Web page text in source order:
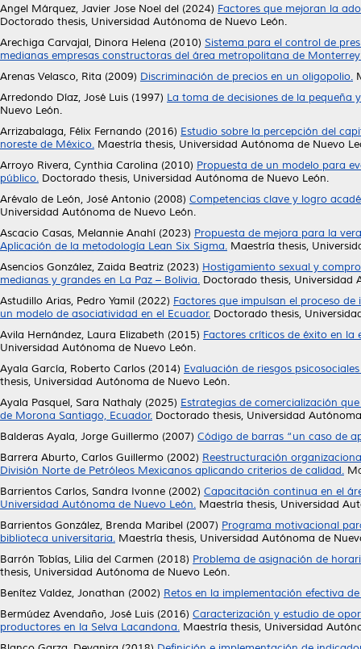
Angel Márquez, Javier Jose Noel del (2024) Factores que mejoran la
Doctorado thesis, Universidad Autónoma de Nuevo León.
Arechiga Carvajal, Dinora Helena (2010) Sistema para el control de
medianas empresas constructoras del área metropolitana de
Arenas Velasco, Rita (2009) Discriminación de precios en un oligopolio.
Arredondo Díaz, José Luis (1997) La toma de decisiones de la pequeña
Nuevo León.
Arrizabalaga, Félix Fernando (2016) Estudio sobre la percepción del
noreste de México. Maestría thesis, Universidad Autónoma de Nuevo
Arroyo Rivera, Cynthia Carolina (2010) Propuesta de un modelo para
público. Doctorado thesis, Universidad Autónoma de Nuevo León.
Arévalo de León, José Antonio (2008) Competencias clave y logro
Universidad Autónoma de Nuevo León.
Ascacio Casas, Melannie Anahí (2023) Propuesta de mejora para la
Aplicación de la metodología Lean Six Sigma. Maestría thesis,
Asencios González, Zaida Beatriz (2023) Hostigamiento sexual y
medianas y grandes en La Paz – Bolivia. Doctorado thesis, Universidad
Astudillo Arias, Pedro Yamil (2022) Factores que impulsan el proceso
un modelo de asociatividad en el Ecuador. Doctorado thesis,
Avila Hernández, Laura Elizabeth (2015) Factores críticos de éxito en
Universidad Autónoma de Nuevo León.
Ayala García, Roberto Carlos (2014) Evaluación de riesgos
thesis, Universidad Autónoma de Nuevo León.
Ayala Pasquel, Sara Nathaly (2025) Estrategias de comercialización
de Morona Santiago, Ecuador. Doctorado thesis, Universidad
Balderas Ayala, Jorge Guillermo (2007) Código de barras “un caso de
Barrera Aburto, Carlos Guillermo (2002) Reestructuración
División Norte de Petróleos Mexicanos aplicando criterios de calidad.
Barrientos Carlos, Sandra Ivonne (2002) Capacitación continua en el
Universidad Autónoma de Nuevo León. Maestría thesis, Universidad
Barrientos González, Brenda Maribel (2007) Programa motivacional
biblioteca universitaria. Maestría thesis, Universidad Autónoma de
Barrón Tobías, Lilia del Carmen (2018) Problema de asignación de
thesis, Universidad Autónoma de Nuevo León.
Benítez Valdez, Jonathan (2002) Retos en la implementación efectiva
Bermúdez Avendaño, José Luis (2016) Caracterización y estudio de
productores en la Selva Lacandona. Maestría thesis, Universidad